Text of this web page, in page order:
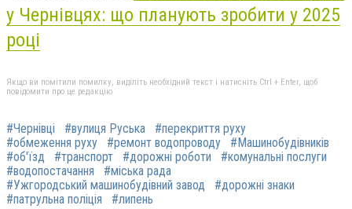
у Чернівцях: що планують зробити у 2025
році
Якщо ви помітили помилку, виділіть необхідний текст і натисніть Ctrl + Enter, щоб
повідомити про це редакцію
#Чернівці #вулиця Руська
#перекриття руху
#обмеження руху
#ремонт водопроводу
#Машинобудівників
#об'їзд
#транспорт #дорожні роботи
#комунальні послуги
#водопостачання
#міська рада
#Ужгородський машинобудівний завод
#дорожні знаки
#патрульна поліція
#липень